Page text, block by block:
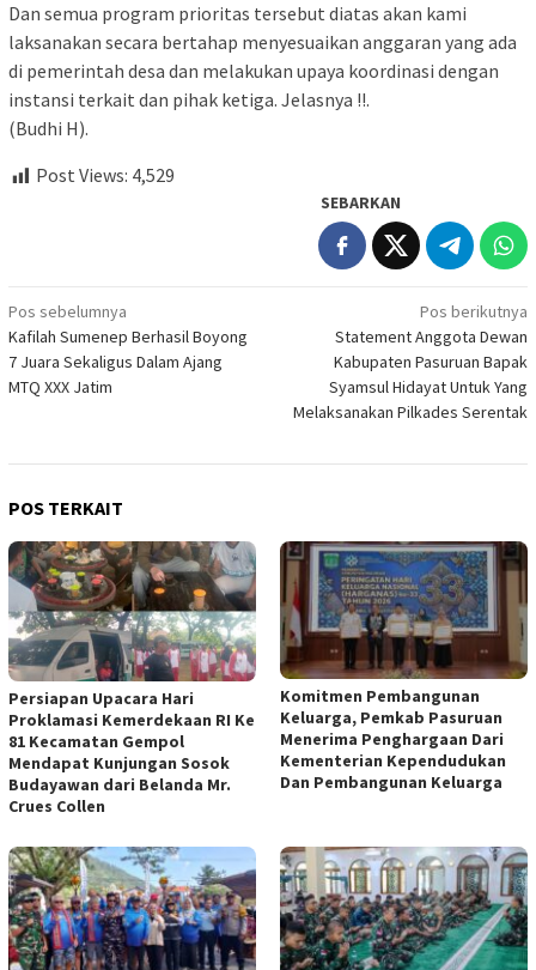
Dan semua program prioritas tersebut diatas akan kami
laksanakan secara bertahap menyesuaikan anggaran yang ada
di pemerintah desa dan melakukan upaya koordinasi dengan
instansi terkait dan pihak ketiga. Jelasnya !!.
(Budhi H).
Post Views: 4,529
SEBARKAN
Navigasi
pos
Pos sebelumnya
Kafilah Sumenep Berhasil Boyong
7 Juara Sekaligus Dalam Ajang
MTQ XXX Jatim
Pos berikutnya
Statement Anggota Dewan
Kabupaten Pasuruan Bapak
Syamsul Hidayat Untuk Yang
Melaksanakan Pilkades Serentak
POS TERKAIT
Persiapan Upacara Hari
Proklamasi Kemerdekaan RI Ke
81 Kecamatan Gempol
Mendapat Kunjungan Sosok
Budayawan dari Belanda Mr.
Crues Collen
Komitmen Pembangunan
Keluarga, Pemkab Pasuruan
Menerima Penghargaan Dari
Kementerian Kependudukan
Dan Pembangunan Keluarga